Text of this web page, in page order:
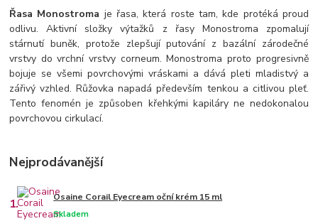
Řasa Monostroma je řasa, která roste tam, kde protéká proud
odlivu. Aktivní složky výtažků z řasy Monostroma zpomalují
stárnutí buněk, protože zlepšují putování z bazální zárodečné
vrstvy do vrchní vrstvy corneum. Monostroma proto progresivně
bojuje se všemi povrchovými vráskami a dává pleti mladistvý a
zářivý vzhled. Růžovka napadá především tenkou a citlivou pleť.
Tento fenomén je způsoben křehkými kapiláry ne nedokonalou
povrchovou cirkulací.
Nejprodávanější
1. Osaine Corail Eyecream oční krém 15 ml
Skladem